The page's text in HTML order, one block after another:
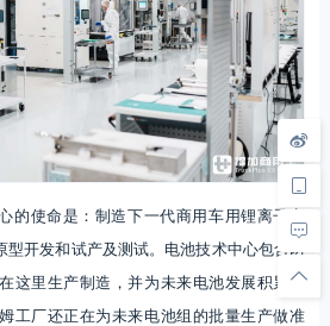
的使命是：制造下一代商用车用锂离子电
型开发和试产及测试。电池技术中心包含两
这里生产制造，并为未来电池发展积累经
工厂还正在为未来电池组的批量生产做准